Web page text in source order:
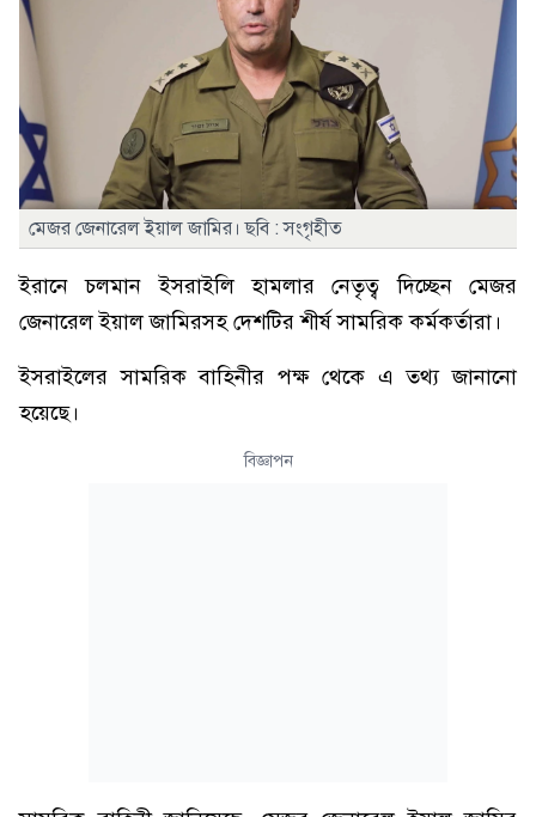
মেজর জেনারেল ইয়াল জামির। ছবি : সংগৃহীত
ইরানে চলমান ইসরাইলি হামলার নেতৃত্ব দিচ্ছেন মেজর
জেনারেল ইয়াল জামিরসহ দেশটির শীর্ষ সামরিক কর্মকর্তারা।
ইসরাইলের সামরিক বাহিনীর পক্ষ থেকে এ তথ্য জানানো
হয়েছে।
বিজ্ঞাপন